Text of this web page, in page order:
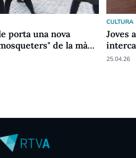
porta una nova
de la mà
CULTURA
Joves
cicle
25.04.26